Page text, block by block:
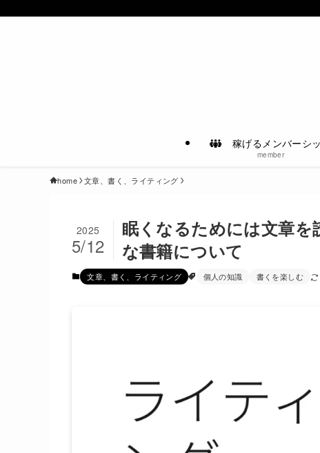
稼げるメンバーシ
member
home 文章、書く、ライティング
眠くなるためには文章
な書籍について
2025
5/12
文章、書く、ライティング 個人の知識 書くを楽しむ